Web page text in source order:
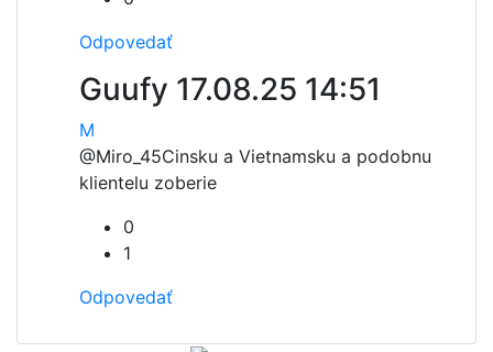
Odpovedať
Guufy 17.08.25 14:51
M
@Miro_45Cinsku a Vietnamsku a podobnu
klientelu zoberie
0
1
Odpovedať